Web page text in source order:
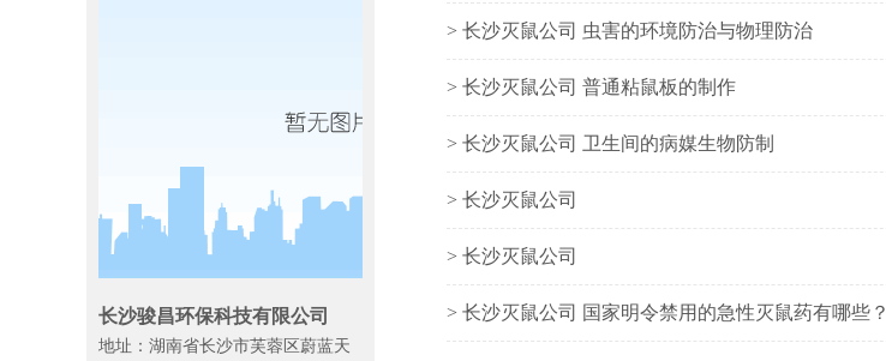
长沙骏昌环保科技有限公司
地址：湖南省长沙市芙蓉区蔚蓝天
> 长沙灭鼠公司 虫害的环境防治与物理防治
> 长沙灭鼠公司 普通粘鼠板的制作
> 长沙灭鼠公司 卫生间的病媒生物防制
> 长沙灭鼠公司
> 长沙灭鼠公司
> 长沙灭鼠公司 国家明令禁用的急性灭鼠药有哪些？